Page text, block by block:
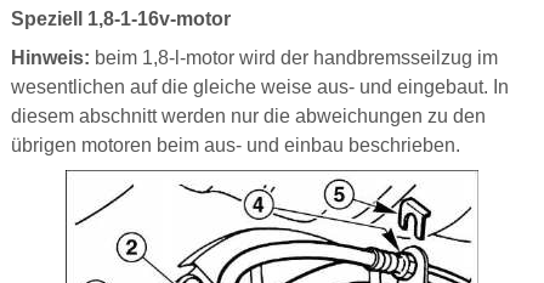
Speziell 1,8-1-16v-motor
Hinweis: beim 1,8-l-motor wird der handbremsseilzug im
wesentlichen auf die gleiche weise aus- und eingebaut. In
diesem abschnitt werden nur die abweichungen zu den
übrigen motoren beim aus- und einbau beschrieben.